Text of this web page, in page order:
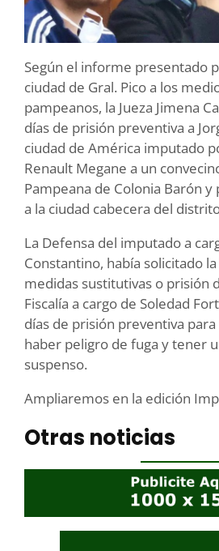
Según el informe presentado
ciudad de Gral. Pico a los
pampeanos, la Jueza Jimena
días de prisión preventiva a
ciudad de América imputado
Renault Megane a un
Pampeana de Colonia Barón
a la ciudad cabecera del
La Defensa del imputado a
Constantino, había solicitado
medidas sustitutivas o prisión
Fiscalía a cargo de Soledad
días de prisión preventiva
haber peligro de fuga y tener
suspenso.
Ampliaremos en la edición
Otras noticias